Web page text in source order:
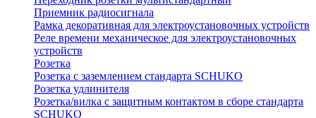
Приемник радиосигнала
Рамка декоративная для электроустановочных устройств
Реле времени механическое для электроустановочных
устройств
Розетка
Розетка с заземлением стандарта SCHUKO
Розетка удлинителя
Розетка/вилка с защитным контактом в сборе стандарта
SCHUKO